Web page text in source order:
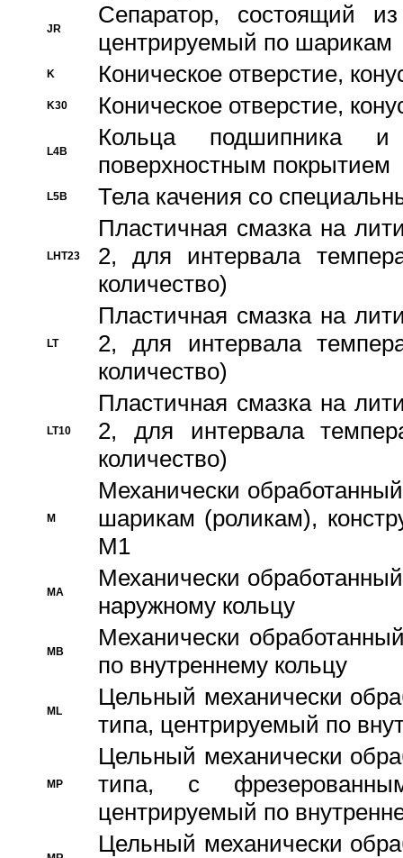
JR
Сепаратор, состоящий
центрируемый по шарикам
K Коническое отверстие,
K30 Коническое отверстие,
L4B
Кольца подшипника
поверхностным покрытием
L5B Тела качения со
LHT23
Пластичная смазка на
2, для интервала
количество)
LT
Пластичная смазка на
2, для интервала
количество)
LT10
Пластичная смазка на
2, для интервала
количество)
M
Механически
шарикам (роликам),
M1
MA
Механически
наружному кольцу
MB
Механически
по внутреннему кольцу
ML
Цельный механически
типа, центрируемый по
MP
Цельный механически
типа, с
центрируемый по
Цельный механически